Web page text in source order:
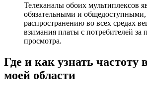
Телеканалы обоих мультиплексов
обязательными и
распространению во всех средах
взимания платы с потребителей за
просмотра.
Где и как узнать частоту
моей области